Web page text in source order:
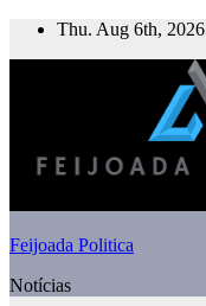
Skip
Thu. Aug 6th, 2026
Feijoada Politica
Notícias